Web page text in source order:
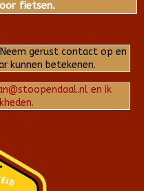
fietsen.
gerust contact op en
kunnen betekenen.
en ik